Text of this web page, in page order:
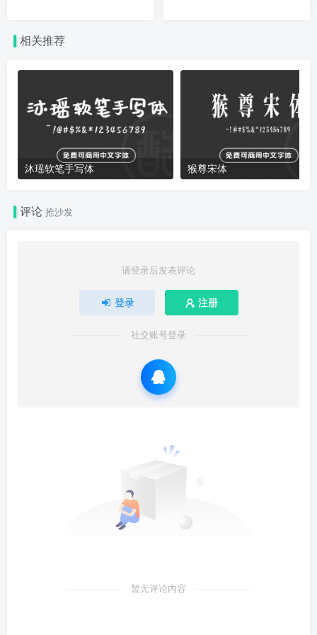
相关推荐
沐瑶软笔手写体 猴尊宋体
评论抢沙发
请登录后发表评论
登录 注册
社交账号登录
暂无评论内容